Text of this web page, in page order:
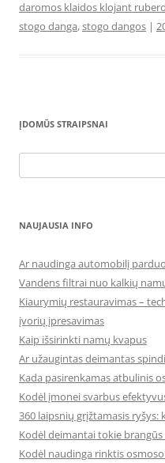
daromos klaidos klojant
stogo danga,stogo dangos |
ĮDOMŪS STRAIPSNAI
NAUJAUSIA INFO
Ar naudinga automobilį
Vandens filtrai nuo kalkių
Kiaurymių restauravimas –
įvorių įpresavimas
Kaip išsirinkti namų kvapus
Ar užaugintas deimantas
Kada pasirenkamas atbulinis
Kodėl įmonei svarbus
360 laipsnių grįžtamasis
Kodėl deimantai tokie
Kodėl naudinga rinktis